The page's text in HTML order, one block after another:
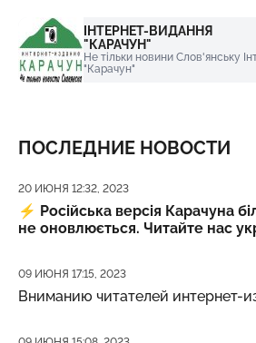
ІНТЕРНЕТ-ВИДАННЯ
"КАРАЧУН"
Не тільки новини Слов'янську
"Карачун"
ПОСЛЕДНИЕ НОВОСТИ
Дата публикации
20 ИЮНЯ 12:32, 2023
⚡️ Російська версія Карачуна
не оновлюється. Читайте нас
Дата публикации
09 ИЮНЯ 17:15, 2023
Вниманию читателей интернет-